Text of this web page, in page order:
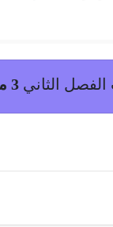
الثاني 3 متوسط